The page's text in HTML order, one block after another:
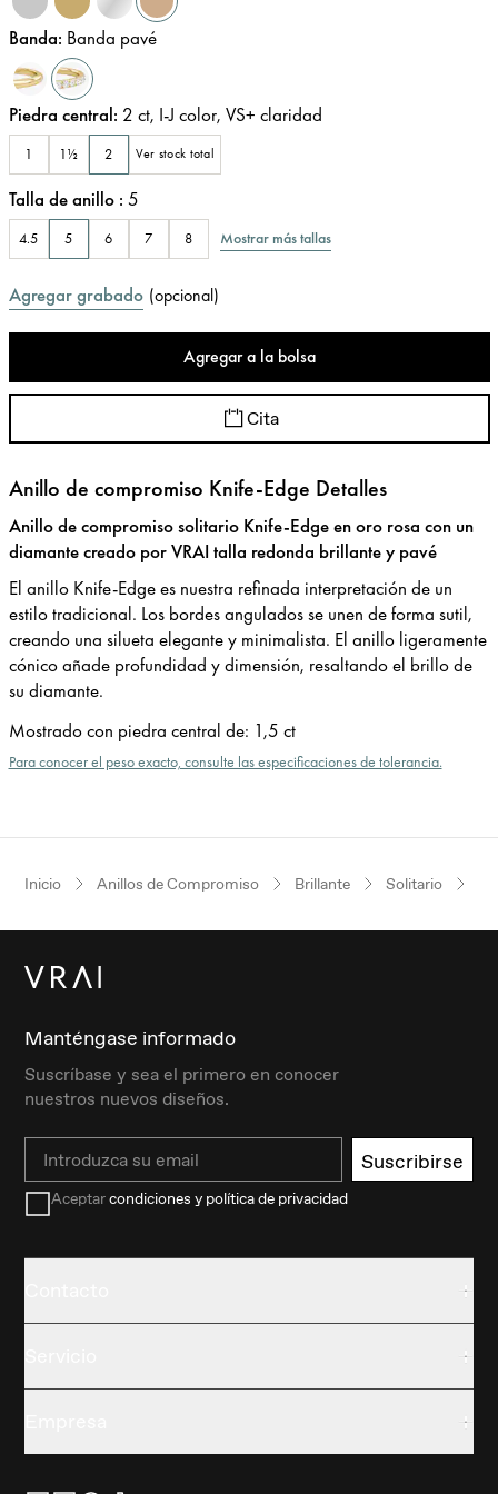
Banda: Banda pavé
Piedra central: 2 ct, I-J color, VS+ claridad
1 1½ 2 Ver stock total
Talla de anillo : 5
4.5 5 6 7 8 Mostrar más tallas
Agregar grabado (opcional)
Agregar a la bolsa
Cita
Anillo de compromiso Knife-Edge Detalles
Anillo de compromiso solitario Knife-Edge en oro rosa con un
diamante creado por VRAI talla redonda brillante y pavé
El anillo Knife-Edge es nuestra refinada interpretación de un
estilo tradicional. Los bordes angulados se unen de forma sutil,
creando una silueta elegante y minimalista. El anillo ligeramente
cónico añade profundidad y dimensión, resaltando el brillo de
su diamante.
Mostrado con piedra central de: 1,5 ct
Para conocer el peso exacto, consulte las especificaciones de tolerancia.
Inicio Anillos de Compromiso Brillante Solitario
Manténgase informado
Suscríbase y sea el primero en conocer
nuestros nuevos diseños.
Email Suscribirse
Aceptarcondiciones y política de privacidad